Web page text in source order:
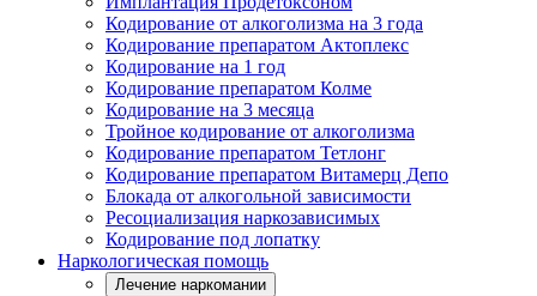
Кодирование от алкоголизма на 3 года
Кодирование препаратом Актоплекс
Кодирование на 1 год
Кодирование препаратом Колме
Кодирование на 3 месяца
Тройное кодирование от алкоголизма
Кодирование препаратом Тетлонг
Кодирование препаратом Витамерц Депо
Блокада от алкогольной зависимости
Ресоциализация наркозависимых
Кодирование под лопатку
Наркологическая помощь
Лечение наркомании